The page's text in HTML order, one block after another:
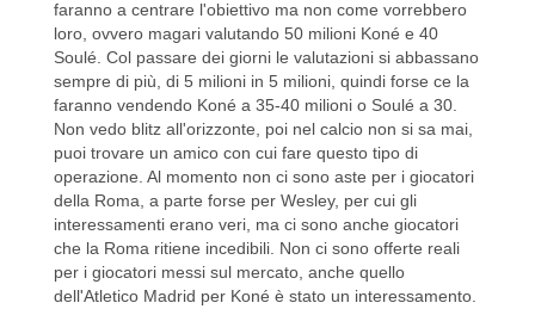
faranno a centrare l'obiettivo ma non come vorrebbero
loro, ovvero magari valutando 50 milioni Koné e 40
Soulé. Col passare dei giorni le valutazioni si abbassano
sempre di più, di 5 milioni in 5 milioni, quindi forse ce la
faranno vendendo Koné a 35-40 milioni o Soulé a 30.
Non vedo blitz all'orizzonte, poi nel calcio non si sa mai,
puoi trovare un amico con cui fare questo tipo di
operazione. Al momento non ci sono aste per i giocatori
della Roma, a parte forse per Wesley, per cui gli
interessamenti erano veri, ma ci sono anche giocatori
che la Roma ritiene incedibili. Non ci sono offerte reali
per i giocatori messi sul mercato, anche quello
dell'Atletico Madrid per Koné è stato un interessamento.